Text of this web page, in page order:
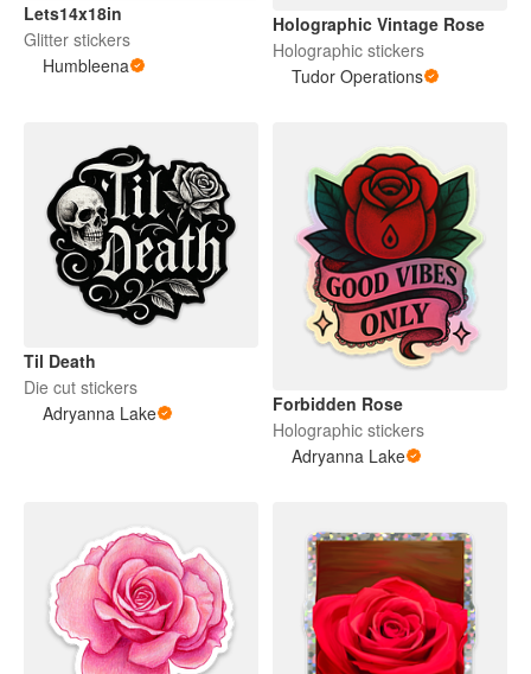
Lets14x18in
Glitter stickers
Humbleena
Holographic Vintage Rose
Holographic stickers
Tudor Operations
Til Death
Die cut stickers
Adryanna Lake
Forbidden Rose
Holographic stickers
Adryanna Lake